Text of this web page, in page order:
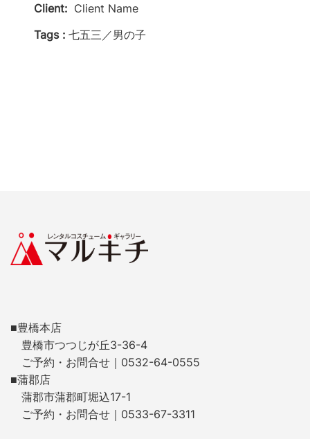
Client: Client Name
Tags : 七五三／男の子
■豊橋本店
豊橋市つつじが丘3-36-4
ご予約・お問合せ｜0532-64-0555
■蒲郡店
蒲郡市蒲郡町堀込17-1
ご予約・お問合せ｜0533-67-3311